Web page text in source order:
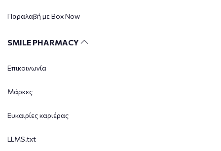
Παραλαβή με Box Now
SMILE PHARMACY
Επικοινωνία
Μάρκες
Ευκαιρίες καριέρας
LLMS.txt